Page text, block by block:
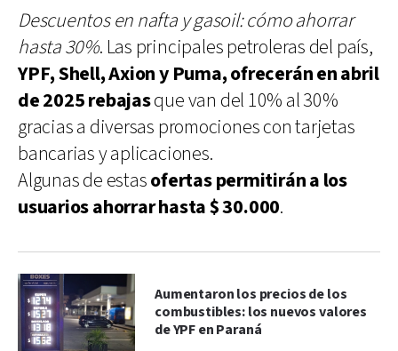
Descuentos en nafta y gasoil: cómo ahorrar
hasta 30%. Las principales petroleras del país,
YPF, Shell, Axion y Puma, ofrecerán en abril
de 2025 rebajasque van del 10% al 30%
gracias a diversas promociones con tarjetas
bancarias y aplicaciones.
Algunas de estasofertas permitirán a los
usuarios ahorrar hasta $ 30.000.
Aumentaron los precios de los
combustibles: los nuevos valores
de YPF en Paraná